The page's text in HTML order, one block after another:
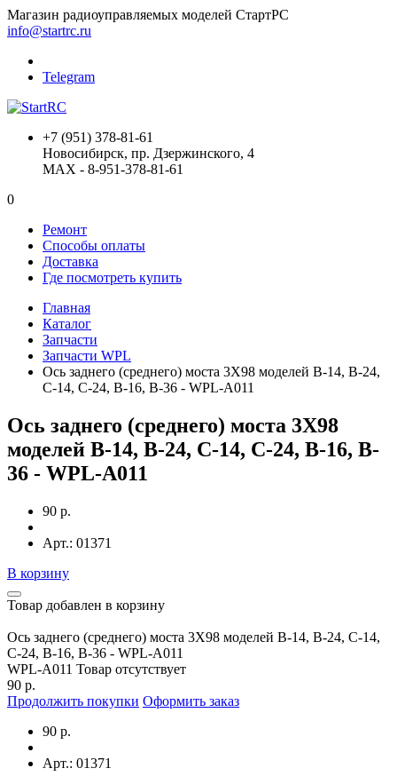
Магазин радиоуправляемых моделей СтартРС
info@startrc.ru
Telegram
+7 (951) 378-81-61
Новосибирск, пр. Дзержинского, 4
MAX - 8-951-378-81-61
0
Ремонт
Способы оплаты
Доставка
Где посмотреть купить
Главная
Каталог
Запчасти
Запчасти WPL
Ось заднего (среднего) моста 3X98 моделей B-14, B-24,
C-14, C-24, B-16, B-36 - WPL-A011
Ось заднего (среднего) моста 3X98
моделей B-14, B-24, C-14, C-24, B-16, B-
36 - WPL-A011
90 р.
Арт.: 01371
В корзину
Товар добавлен в корзину
Ось заднего (среднего) моста 3X98 моделей B-14, B-24, C-14,
C-24, B-16, B-36 - WPL-A011
WPL-A011 Товар отсутствует
90 р.
Продолжить покупки Оформить заказ
90 р.
Арт.: 01371